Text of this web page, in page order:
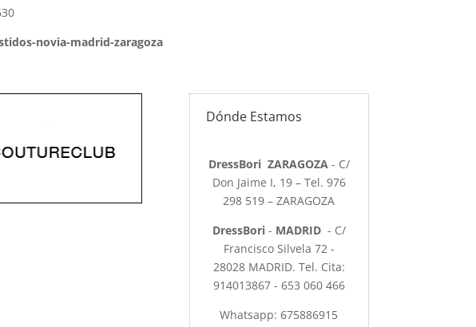
novia-madrid-zaragoza
Dónde Estamos
DressBori ZARAGOZA- C/
Don Jaime I, 19 – Tel. 976
298 519 – ZARAGOZA
DressBori- MADRID - C/
Francisco Silvela 72 -
28028 MADRID. Tel. Cita:
914013867 - 653 060 466
Whatsapp: 675886915